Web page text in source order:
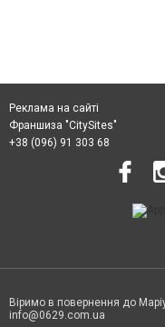
Реклама на сайті
Франшиза "CitySites"
+38 (096) 91 303 68
Віримо в повернення до
info@0629.com.ua